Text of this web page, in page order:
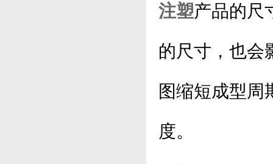
注塑产品的尺
的尺寸，也会
图缩短成型周
度。